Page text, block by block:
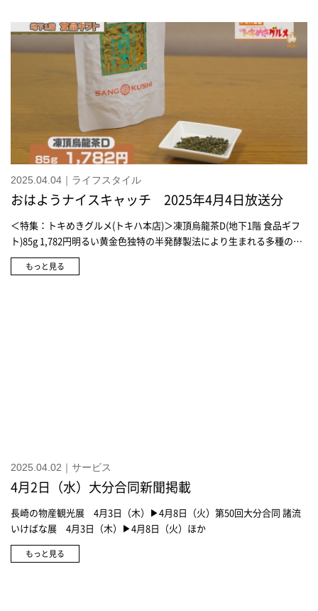
2025.04.04｜ライフスタイル
おはようナイスキャッチ 2025年4月4日放送分
＜特集：トキめきグルメ(トキハ本店)＞凍頂烏龍茶D(地下1階 食品ギフ
ト)85g 1,782円明るい黄金色独特の半発酵製法により生まれる多種のポ
リフェノールを含み台湾では「薬草の王様」と呼ばれている濃い味凍頂
烏龍茶(地下1階 食品ギフト)4g×35袋 1,598円新茶浅焼/凍頂烏龍茶(地下
もっと見る
2025.04.02｜サービス
4月2日（水）大分合同新聞掲載
長崎の物産観光展 4月3日（木）▶4月8日（火）第50回大分合同 諸流
いけばな展 4月3日（木）▶4月8日（火）ほか
もっと見る